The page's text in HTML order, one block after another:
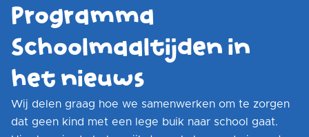
Programma
Schoolmaaltijden in
het nieuws
Wij delen graag hoe we samenwerken om te zorgen
dat geen kind met een lege buik naar school gaat.